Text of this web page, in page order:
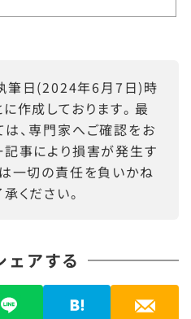
筆日(2024年6月7日)時
作成しております。最
、専門家へご確認をお
事により損害が発生す
一切の責任を負いかね
ください。
ェアする